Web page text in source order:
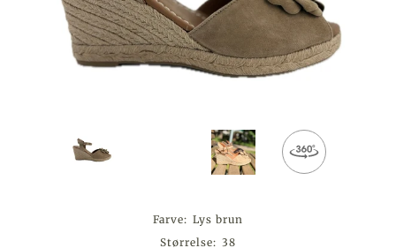
Størrelse: 38
Farve: Lys brun